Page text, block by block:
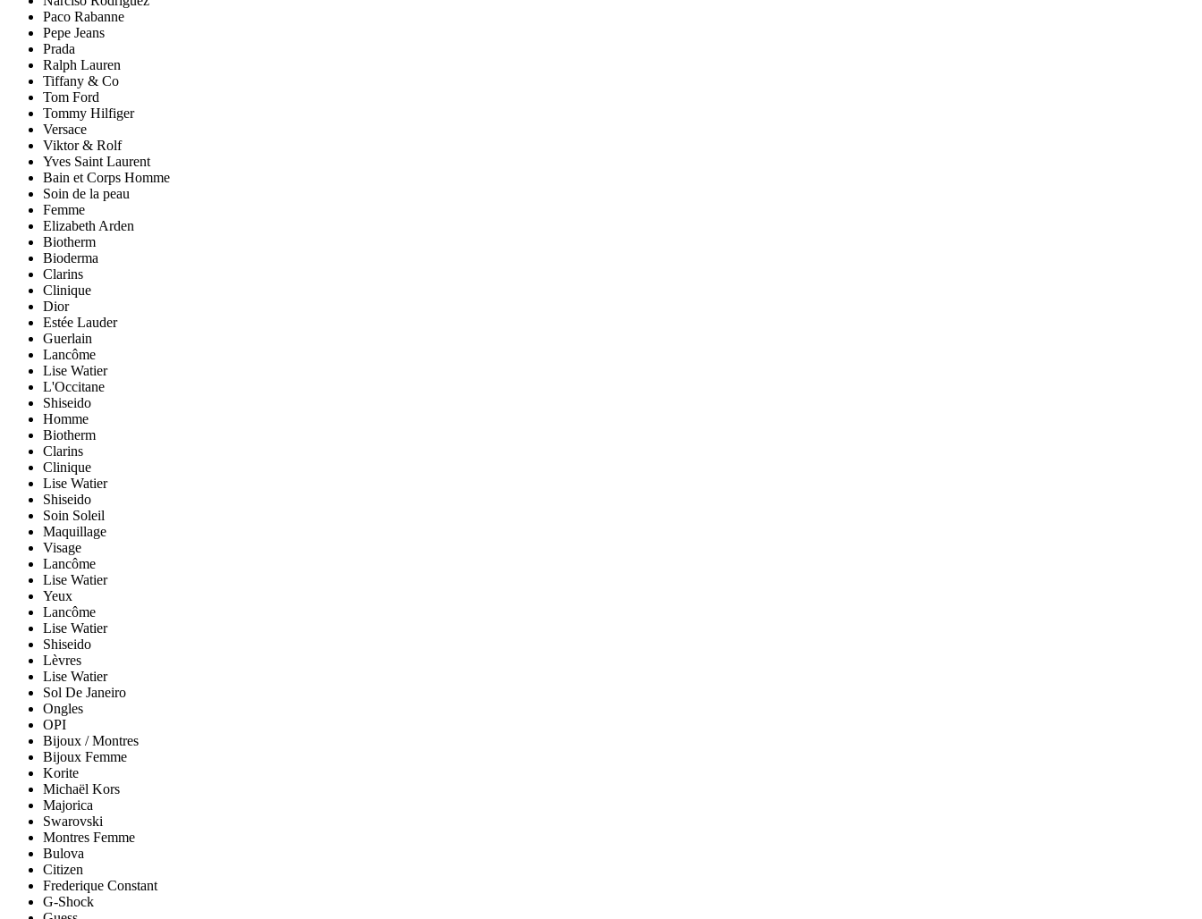
Paco Rabanne
Pepe Jeans
Prada
Ralph Lauren
Tiffany & Co
Tom Ford
Tommy Hilfiger
Versace
Viktor & Rolf
Yves Saint Laurent
Bain et Corps Homme
Soin de la peau
Femme
Elizabeth Arden
Biotherm
Bioderma
Clarins
Clinique
Dior
Estée Lauder
Guerlain
Lancôme
Lise Watier
L'Occitane
Shiseido
Homme
Biotherm
Clarins
Clinique
Lise Watier
Shiseido
Soin Soleil
Maquillage
Visage
Lancôme
Lise Watier
Yeux
Lancôme
Lise Watier
Shiseido
Lèvres
Lise Watier
Sol De Janeiro
Ongles
OPI
Bijoux / Montres
Bijoux Femme
Korite
Michaël Kors
Majorica
Swarovski
Montres Femme
Bulova
Citizen
Frederique Constant
G-Shock